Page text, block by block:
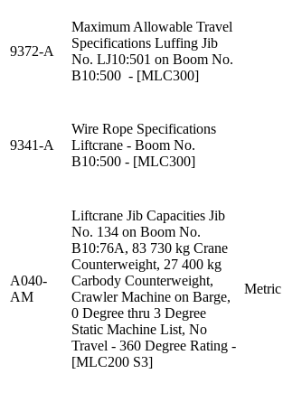
9372-A
Maximum Allowable Travel
Specifications Luffing Jib
No. LJ10:501 on Boom No.
B10:500 - [MLC300]
9341-A
Wire Rope Specifications
Liftcrane - Boom No.
B10:500 - [MLC300]
A040-
AM
Liftcrane Jib Capacities Jib
No. 134 on Boom No.
B10:76A, 83 730 kg Crane
Counterweight, 27 400 kg
Carbody Counterweight,
Crawler Machine on Barge,
0 Degree thru 3 Degree
Static Machine List, No
Travel - 360 Degree Rating -
[MLC200 S3]
Metric